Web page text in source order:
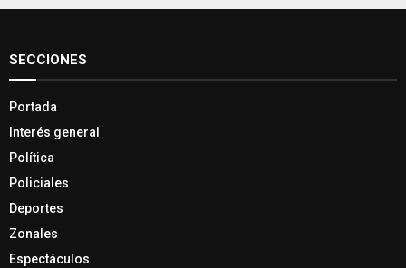
SECCIONES
Portada
Interés general
Política
Policiales
Deportes
Zonales
Espectáculos